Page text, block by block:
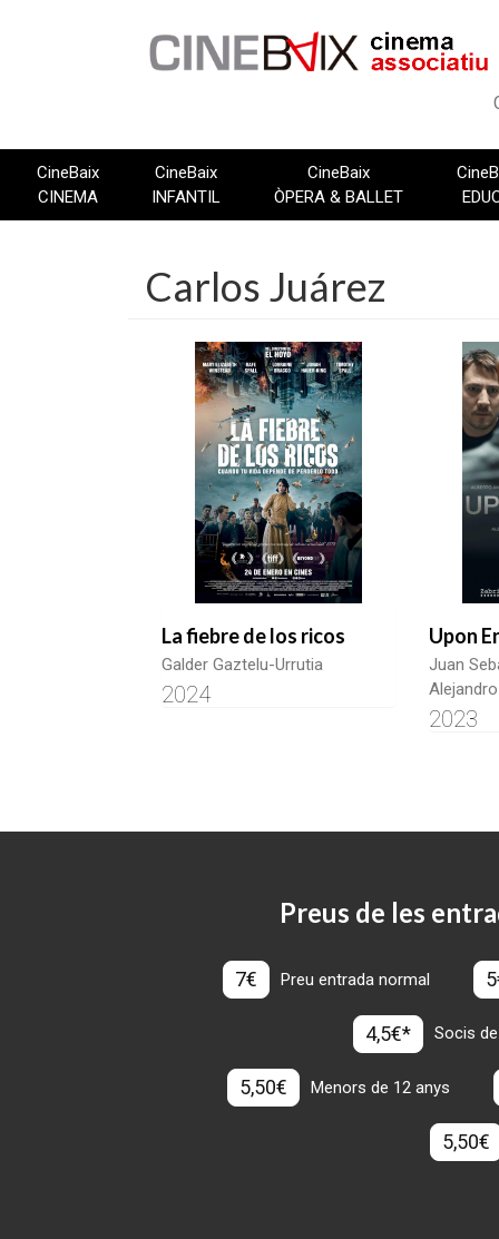
CineBaix
CINEMA
CineBaix
INFANTIL
CineBaix
ÒPERA & BALLET
Carlos Juárez
La fiebre de los ricos
Galder Gaztelu-Urrutia
2024
Upon
Juan
2023
Preus de les
7€ Preu entrada normal
4,5€* Socis
5,50€ Menors de 12 anys
5,50€